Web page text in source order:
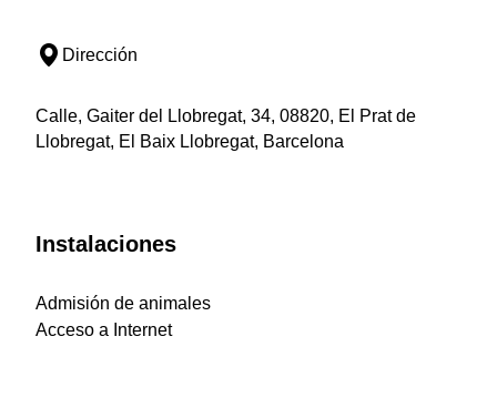
Dirección
Calle, Gaiter del Llobregat, 34, 08820, El Prat de
Llobregat, El Baix Llobregat, Barcelona
Instalaciones
Admisión de animales
Acceso a Internet